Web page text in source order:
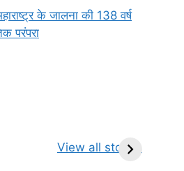
के जालना की 138 वर्ष
परंपरा
View all stories
ज्योतिर्लिंग | नाम,